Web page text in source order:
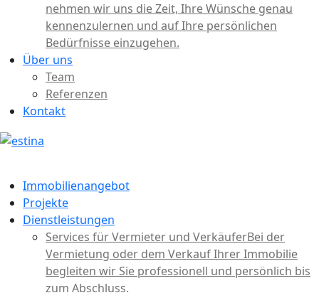
nehmen wir uns die Zeit, Ihre Wünsche genau
kennenzulernen und auf Ihre persönlichen
Bedürfnisse einzugehen.
Über uns
Team
Referenzen
Kontakt
Immobilienangebot
Projekte
Dienstleistungen
Services für Vermieter und VerkäuferBei der
Vermietung oder dem Verkauf Ihrer Immobilie
begleiten wir Sie professionell und persönlich bis
zum Abschluss.